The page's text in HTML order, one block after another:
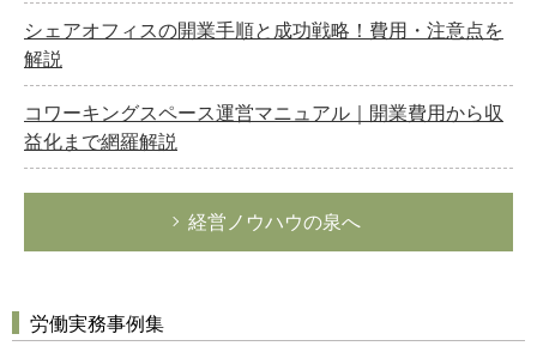
シェアオフィスの開業手順と成功戦略！費用・注意点を
解説
コワーキングスペース運営マニュアル｜開業費用から収
益化まで網羅解説
経営ノウハウの泉へ
労働実務事例集